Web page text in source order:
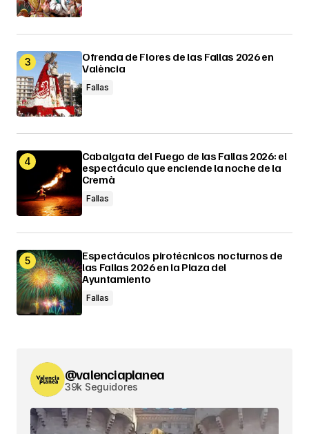
Ofrenda de Flores de las Fallas 2026 en
València
Fallas
Cabalgata del Fuego de las Fallas 2026: el
espectáculo que enciende la noche de la
Cremà
Fallas
Espectáculos pirotécnicos nocturnos de
las Fallas 2026 en la Plaza del
Ayuntamiento
Fallas
@valenciaplanea
39k Seguidores